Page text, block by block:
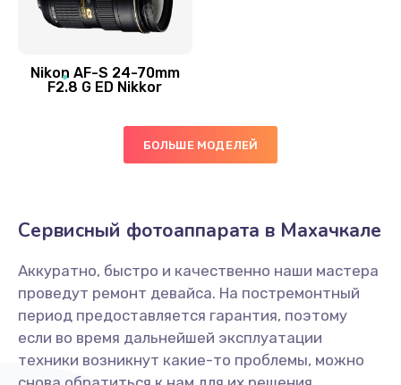
Nikon AF-S 24-70mm
F2.8 G ED Nikkor
БОЛЬШЕ МОДЕЛЕЙ
Сервисный фотоаппарата в Махачкале
Аккуратно, быстро и качественно наши мастера
проведут ремонт девайса. На постремонтный
период предоставляется гарантия, поэтому
если во время дальнейшей эксплуатации
техники возникнут какие-то проблемы, можно